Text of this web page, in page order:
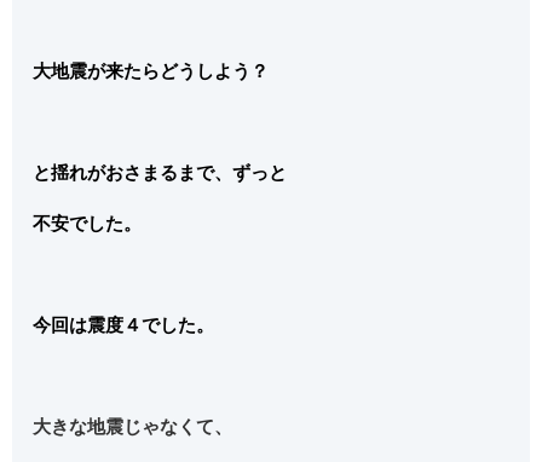
大地震が来たらどうしよう？
と揺れがおさまるまで、ずっと
不安でした。
今回は震度４でした。
大きな地震じゃなくて、